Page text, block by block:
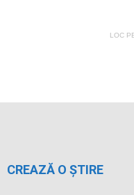
LOC
CREAZĂ O ȘTIRE